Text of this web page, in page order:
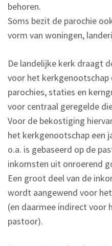
behoren.
Soms bezit de parochie
vorm van woningen,
De landelijke kerk draagt
voor het kerkgenootschap
parochies, staties en
voor centraal geregelde
Voor de bekostiging
het kerkgenootschap een
o.a. is gebaseerd op de
inkomsten uit onroerend
Een groot deel van de
wordt aangewend voor
(en daarmee indirect voor
pastoor).